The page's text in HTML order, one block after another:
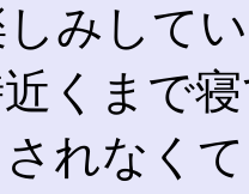
みして
くまで
れなく